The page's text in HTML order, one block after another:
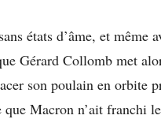
états d’âme, et même
Gérard Collomb met
son poulain en orbite
que Macron n’ait franchi